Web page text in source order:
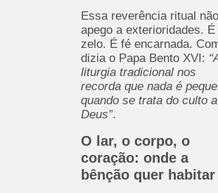
Essa reverência ritual
apego a exterioridades. É
zelo. É fé encarnada.
dizia o Papa Bento XVI:
liturgia tradicional nos
recorda que nada é
quando se trata do culto a
Deus”.
O lar, o corpo, o
coração: onde a
bênção quer habitar